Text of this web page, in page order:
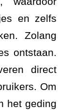
en zelfs
Zolang
ontstaan.
direct
Om
het geding